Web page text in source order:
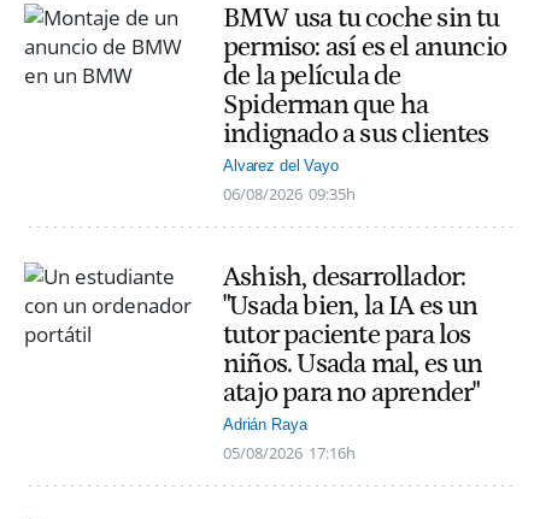
BMW usa tu coche sin tu
permiso: así es el anuncio
de la película de
Spiderman que ha
indignado a sus clientes
Alvarez del Vayo
06/08/2026 09:35h
Ashish, desarrollador:
"Usada bien, la IA es un
tutor paciente para los
niños. Usada mal, es un
atajo para no aprender"
Adrián Raya
05/08/2026 17:16h